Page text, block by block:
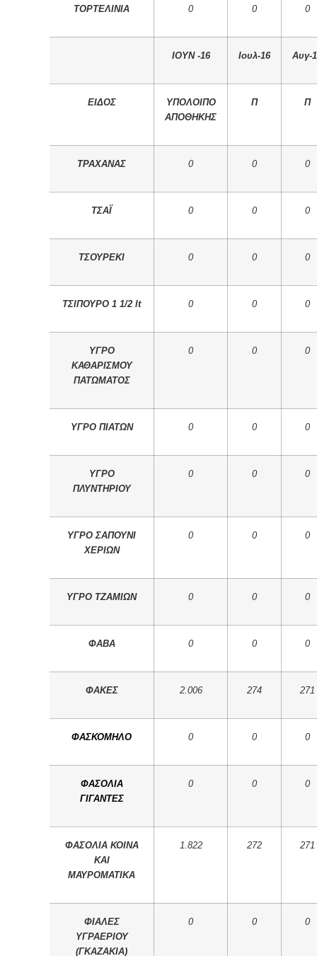
ΤΟΡΤΕΛΙΝΙΑ 0 0 0
IOYN -16 Ιουλ-16 Αυγ-
ΕΙΔΟΣ
ΥΠΟΛΟΙΠΟ
ΑΠΟΘΗΚΗΣ
Π Π
ΤΡΑΧΑΝΑΣ 0 0 0
ΤΣΑΪ 0 0 0
ΤΣΟΥΡΕΚΙ 0 0 0
ΤΣΙΠΟΥΡΟ 1 1/2 lt 0 0 0
ΥΓΡΟ
ΚΑΘΑΡΙΣΜΟΥ
ΠΑΤΩΜΑΤΟΣ
0 0 0
ΥΓΡΟ ΠΙΑΤΩΝ 0 0 0
ΥΓΡΟ
ΠΛΥΝΤΗΡΙΟΥ
0 0 0
ΥΓΡΟ ΣΑΠΟΥΝΙ
ΧΕΡΙΩΝ
0 0 0
ΥΓΡΟ ΤΖΑΜΙΩΝ 0 0 0
ΦΑΒΑ 0 0 0
ΦΑΚΕΣ 2.006 274 271
ΦΑΣΚΟΜΗΛΟ 0 0 0
ΦΑΣΟΛΙΑ
ΓΙΓΑΝΤΕΣ
0 0 0
ΦΑΣΟΛΙΑ ΚΟΙΝΑ
ΚΑΙ
ΜΑΥΡΟΜΑΤΙΚΑ
1.822 272 271
ΦΙΑΛΕΣ
ΥΓΡΑΕΡΙΟΥ
(ΓΚΑΖΑΚΙΑ)
0 0 0